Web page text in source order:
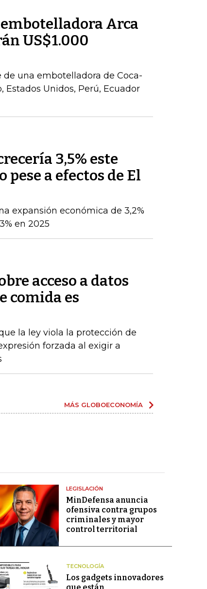
Arca
US$1.000
una embotelladora de Coca-
Estados Unidos, Perú, Ecuador
3,5% este
pese a efectos de El
expansión económica de 3,2%
en 2025
acceso a datos
comida es
la ley viola la protección de
forzada al exigir a
MÁS GLOBOECONOMÍA
LEGISLACIÓN
MinDefensa anuncia
ofensiva contra grupos
criminales y mayor
control territorial
TECNOLOGÍA
Los gadgets innovadores